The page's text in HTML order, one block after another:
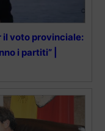
voto provinciale:
i partiti” |